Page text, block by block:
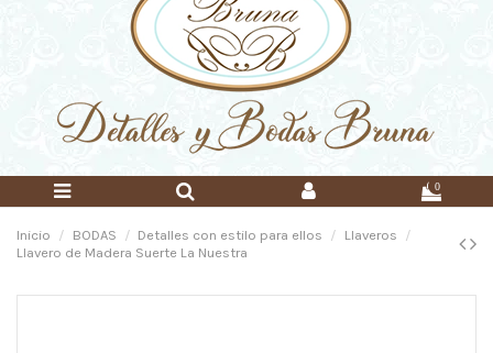
0
Inicio BODAS Detalles con estilo para ellos
Llaveros
Llavero de Madera Suerte La Nuestra